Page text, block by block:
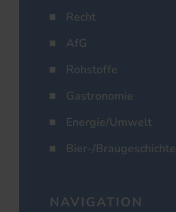
Recht
AfG
Rohstoffe
Gastronomie
Energie/Umwelt
Bier-/Braugeschichte
NAVIGATION